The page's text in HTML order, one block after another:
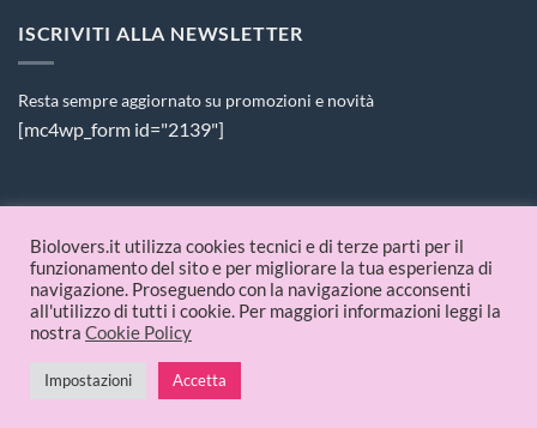
ISCRIVITI ALLA NEWSLETTER
Resta sempre aggiornato su promozioni e novità
[mc4wp_form id="2139"]
PAGAMENTI ACCETTATI
© 2026 Biolovers.it | P.IVA 09336481214
Biolovers.it utilizza cookies tecnici e di terze parti per il
funzionamento del sito e per migliorare la tua esperienza di
navigazione. Proseguendo con la navigazione acconsenti
all'utilizzo di tutti i cookie. Per maggiori informazioni leggi la
nostra Cookie Policy
Impostazioni Accetta